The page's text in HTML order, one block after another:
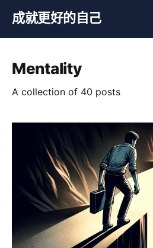
成就更好的自己
Mentality
A collection of 40 posts